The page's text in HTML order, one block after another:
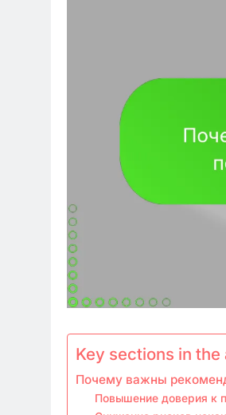
Key sections in the
Почему важны
Повышение доверия к